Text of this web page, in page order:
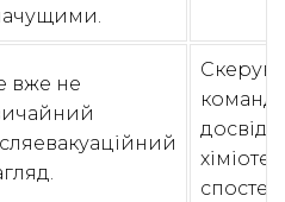
вже не
досвід